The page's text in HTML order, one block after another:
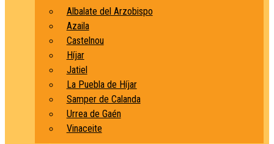
Albalate del Arzobispo
Azaila
Castelnou
Híjar
Jatiel
La Puebla de Híjar
Samper de Calanda
Urrea de Gaén
Vinaceite